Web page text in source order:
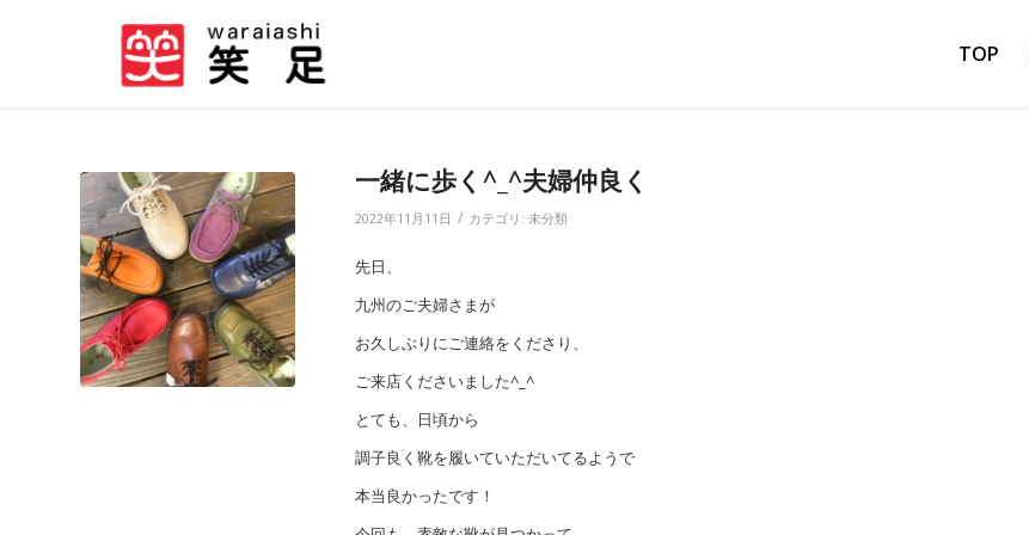
TOP
一緒に歩く^_^夫婦仲良く
2022年11月11日 / カテゴリ: 未分類
先日、
九州のご夫婦さまが
お久しぶりにご連絡をくださり、
ご来店くださいました^_^
とても、日頃から
調子良く靴を履いていただいてるようで
本当良かったです！